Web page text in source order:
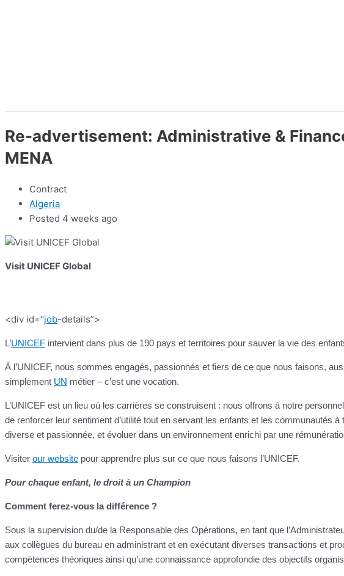
Re-advertisement: Administrative &
MENA
Contract
Algeria
Posted 4 weeks ago
Visit UNICEF Global
<div id="job-details”>
L’UNICEF intervient dans plus de 190 pays et territoires pour sauver la vie des
À l’UNICEF, nous sommes engagés, passionnés et fiers de ce que nous faisons,
simplement UN métier – c’est une vocation.
L’UNICEF est un lieu où les carrières se construisent : nous offrons à notre
de renforcer leur sentiment d’utilité tout en servant les enfants et les communautés
diverse et passionnée, et évoluer dans un environnement enrichi par une
Visiter our website pour apprendre plus sur ce que nous faisons l’UNICEF.
Pour chaque enfant, le droit à un Champion
Comment ferez-vous la différence ?
Sous la supervision du/de la Responsable des Opérations, en tant que
aux collègues du bureau en administrant et en exécutant diverses transactions et
compétences théoriques ainsi qu’une connaissance approfondie des objectifs